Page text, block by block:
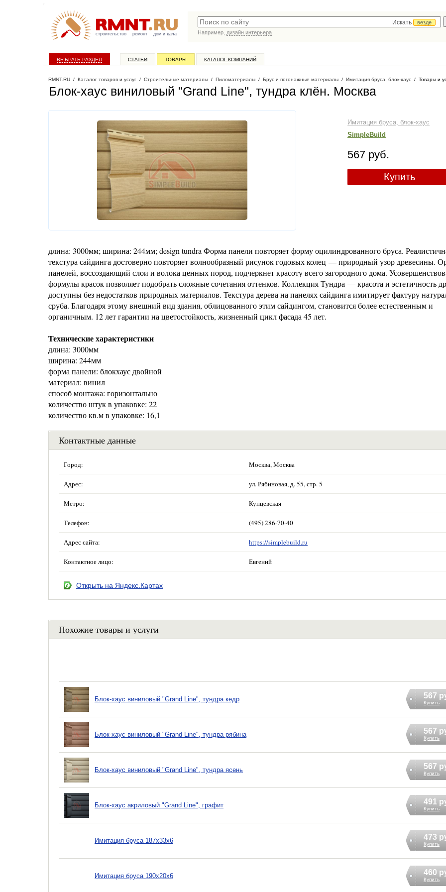
строительство ремонт дом и дача
Искать
везде
Например, дизайн интерьера
ВЫБРАТЬ РАЗДЕЛ СТАТЬИ ТОВАРЫ КАТАЛОГ КОМПАНИЙ
RMNT.RU / Каталог товаров и услуг / Строительные материалы / Пиломатериалы / Брус и погонажные материалы / Имитация бруса, блок-хаус / Товары и
Блок-хаус виниловый "Grand Line", тундра клён. Москва
Имитация бруса, блок-хаус
SimpleBuild
567 руб.
Купить
длина: 3000мм; ширина: 244мм; design tundra Форма панели повторяет форму оцилиндрованного бруса.
текстура сайдинга достоверно повторяет волнообразный рисунок годовых колец — природный узор древесины.
панелей, воссоздающий слои и волока ценных пород, подчеркнет красоту всего загородного дома.
формулы красок позволяет подобрать сложные сочетания оттенков. Коллекция Тундра — красота и эстетичность
доступны без недостатков природных материалов. Текстура дерева на панелях сайдинга имитирует фактуру
сруба. Благодаря этому внешний вид здания, облицованного этим сайдингом, становится более естественным и
органичным. 12 лет гарантии на цветостойкость, жизненный цикл фасада 45 лет.
Технические характеристики
длина: 3000мм
ширина: 244мм
форма панели: блокхаус двойной
материал: винил
способ монтажа: горизонтально
количество штук в упаковке: 22
количество кв.м в упаковке: 16,1
Контактные данные
Город: Москва, Москва
Адрес: ул. Рябиновая, д. 55, стр. 5
Метро: Кунцевская
Телефон: (495) 286-70-40
Адрес сайта: https://simplebuild.ru
Контактное лицо: Евгений
Открыть на Яндекс.Картах
Похожие товары и услуги
Блок-хаус виниловый "Grand Line", тундра кедр 567
Купить
Блок-хаус виниловый "Grand Line", тундра рябина 567
Купить
Блок-хаус виниловый "Grand Line", тундра ясень 567
Купить
Блок-хаус акриловый "Grand Line", графит 491
Купить
Имитация бруса 187х33х6 473
Купить
Имитация бруса 190х20х6 460
Купить